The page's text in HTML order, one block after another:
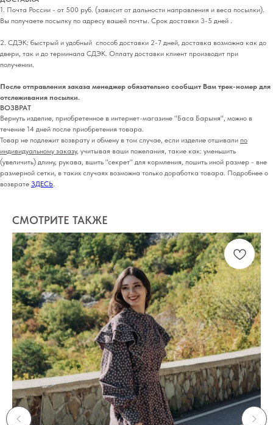
1. Почта России - от 500 руб. (зависит от дальности направления и веса посылки).
Вы получаете посылку по адресу вашей почты. Срок доставки 3-5 дней .
2. СДЭК: быстрый и удобный способ доставки 2-7 дней, доставка возможна как до
двери, так и до терминала СДЭК. Оплату доставки клиент производит при
получении.
После отправления заказа менеджер обязательно сообщит Вам трек-номер для
отслеживания посылки.
ВОЗВРАТ
Вернуть изделие, приобретенное в интернет-магазине "Баса Барыня", можно в
течение 14 дней после приобретения товара.
Товар не подлежит возврату и обмену в том случае, если изделие отшивали по
индивидуальному заказу, учитывая ваши пожелания, такие как: уменьшить
(увеличить) длину, рукава, вшить "секрет" для кормления, пошить иной размер - вне
размерной сетки, в таких случаях возможна только доработка товара. Подробнее о
возврате ЗДЕСЬ.
СМОТРИТЕ ТАКЖЕ